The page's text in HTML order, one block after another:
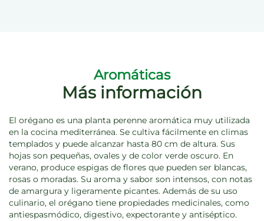
Aromáticas
Más información
El orégano es una planta perenne aromática muy utilizada
en la cocina mediterránea. Se cultiva fácilmente en climas
templados y puede alcanzar hasta 80 cm de altura. Sus
hojas son pequeñas, ovales y de color verde oscuro. En
verano, produce espigas de flores que pueden ser blancas,
rosas o moradas. Su aroma y sabor son intensos, con notas
de amargura y ligeramente picantes. Además de su uso
culinario, el orégano tiene propiedades medicinales, como
antiespasmódico, digestivo, expectorante y antiséptico.